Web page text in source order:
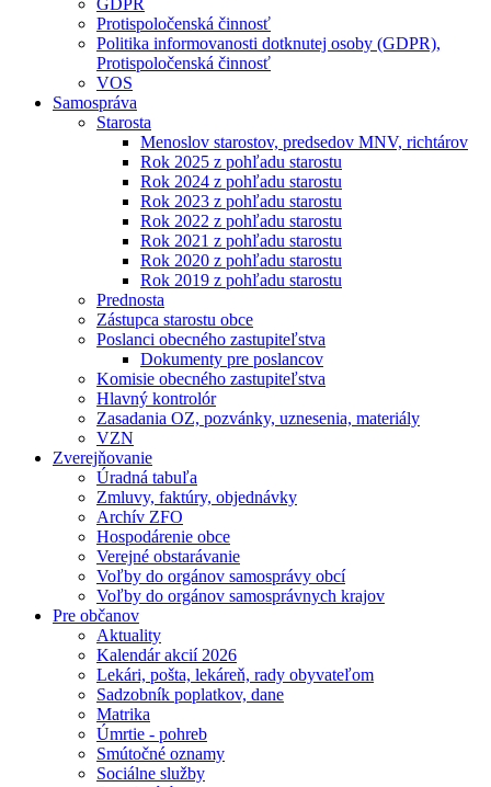
GDPR
Protispoločenská činnosť
Politika informovanosti dotknutej osoby (GDPR),
Protispoločenská činnosť
VOS
Samospráva
Starosta
Menoslov starostov, predsedov MNV, richtárov
Rok 2025 z pohľadu starostu
Rok 2024 z pohľadu starostu
Rok 2023 z pohľadu starostu
Rok 2022 z pohľadu starostu
Rok 2021 z pohľadu starostu
Rok 2020 z pohľadu starostu
Rok 2019 z pohľadu starostu
Prednosta
Zástupca starostu obce
Poslanci obecného zastupiteľstva
Dokumenty pre poslancov
Komisie obecného zastupiteľstva
Hlavný kontrolór
Zasadania OZ, pozvánky, uznesenia, materiály
VZN
Zverejňovanie
Úradná tabuľa
Zmluvy, faktúry, objednávky
Archív ZFO
Hospodárenie obce
Verejné obstarávanie
Voľby do orgánov samosprávy obcí
Voľby do orgánov samosprávnych krajov
Pre občanov
Aktuality
Kalendár akcií 2026
Lekári, pošta, lekáreň, rady obyvateľom
Sadzobník poplatkov, dane
Matrika
Úmrtie - pohreb
Smútočné oznamy
Sociálne služby